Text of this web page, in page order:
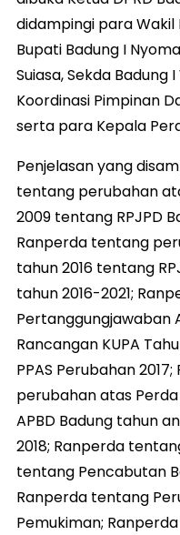
didampingi para Wakil
Bupati Badung I
Suiasa, Sekda Badung
Koordinasi Pimpinan
serta para Kepala
Penjelasan yang
tentang perubahan
2009 tentang RPJPD
Ranperda tentang
tahun 2016 tentang
tahun 2016-2021;
Pertanggungjawaban
Rancangan KUPA
PPAS Perubahan
perubahan atas
APBD Badung tahun
2018; Ranperda
tentang Pencabutan
Ranperda tentang
Pemukiman;